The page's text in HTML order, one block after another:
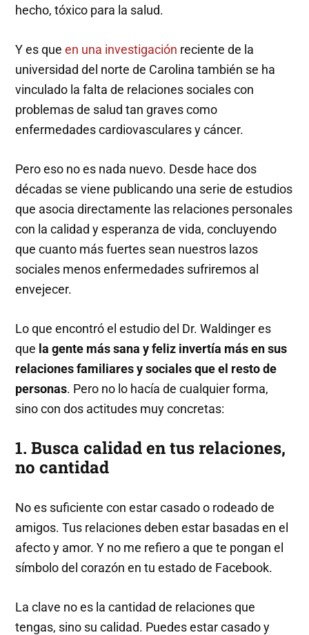
hecho, tóxico para la salud.
Y es queen una investigación reciente de la
universidad del norte de Carolina también se ha
vinculado la falta de relaciones sociales con
problemas de salud tan graves como
enfermedades cardiovasculares y cáncer.
Pero eso no es nada nuevo. Desde hace dos
décadas se viene publicando una serie de estudios
que asocia directamente las relaciones personales
con la calidad y esperanza de vida, concluyendo
que cuanto más fuertes sean nuestros lazos
sociales menos enfermedades sufriremos al
envejecer.
Lo que encontró el estudio del Dr. Waldinger es
que la gente más sana y feliz invertía más en sus
relaciones familiares y sociales que el resto de
personas. Pero no lo hacía de cualquier forma,
sino con dos actitudes muy concretas:
1. Busca calidad en tus relaciones,
no cantidad
No es suficiente con estar casado o rodeado de
amigos. Tus relaciones deben estar basadas en el
afecto y amor. Y no me refiero a que te pongan el
símbolo del corazón en tu estado de Facebook.
La clave no es la cantidad de relaciones que
tengas, sino su calidad. Puedes estar casado y